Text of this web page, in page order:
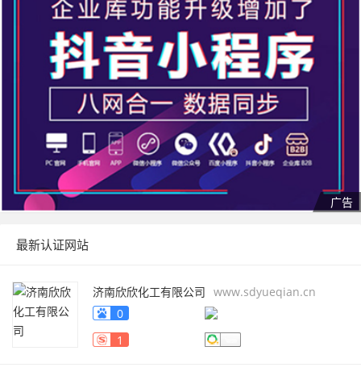
最新认证网站
济南欣欣化工有限公司 www.sdyueqian.cn
0
1